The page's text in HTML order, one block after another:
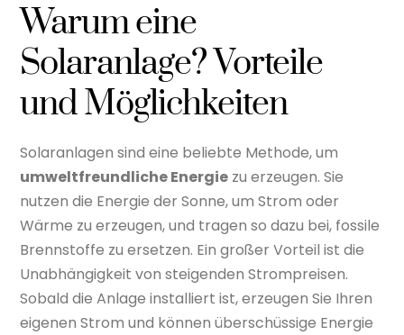
Warum eine
Solaranlage? Vorteile
und Möglichkeiten
Solaranlagen sind eine beliebte Methode, um
umweltfreundliche Energie zu erzeugen. Sie
nutzen die Energie der Sonne, um Strom oder
Wärme zu erzeugen, und tragen so dazu bei, fossile
Brennstoffe zu ersetzen. Ein großer Vorteil ist die
Unabhängigkeit von steigenden Strompreisen.
Sobald die Anlage installiert ist, erzeugen Sie Ihren
eigenen Strom und können überschüssige Energie